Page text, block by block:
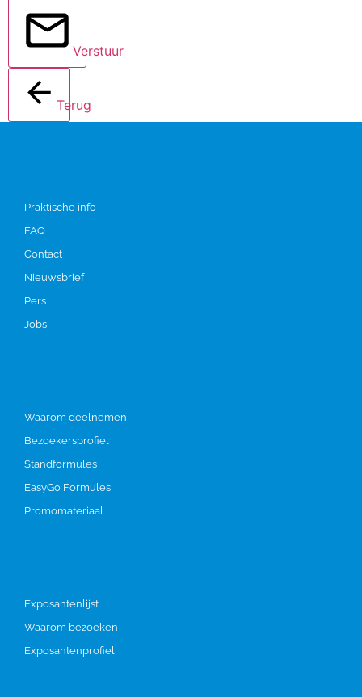
Verstuur
Terug
Praktische info
FAQ
Contact
Nieuwsbrief
Pers
Jobs
Waarom deelnemen
Bezoekersprofiel
Standformules
EasyGo Formules
Promomateriaal
Exposantenlijst
Waarom bezoeken
Exposantenprofiel